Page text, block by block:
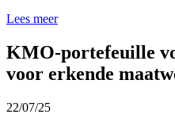
Lees meer
KMO-portefeuille
voor erkende
22/07/25